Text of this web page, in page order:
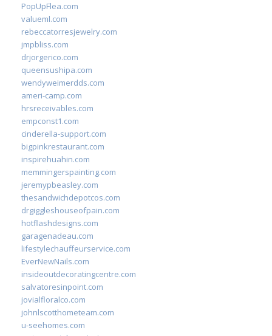
PopUpFlea.com
valueml.com
rebeccatorresjewelry.com
jmpbliss.com
drjorgerico.com
queensushipa.com
wendyweimerdds.com
ameri-camp.com
hrsreceivables.com
empconst1.com
cinderella-support.com
bigpinkrestaurant.com
inspirehuahin.com
memmingerspainting.com
jeremypbeasley.com
thesandwichdepotcos.com
drgiggleshouseofpain.com
hotflashdesigns.com
garagenadeau.com
lifestylechauffeurservice.com
EverNewNails.com
insideoutdecoratingcentre.com
salvatoresinpoint.com
jovialfloralco.com
johnlscotthometeam.com
u-seehomes.com